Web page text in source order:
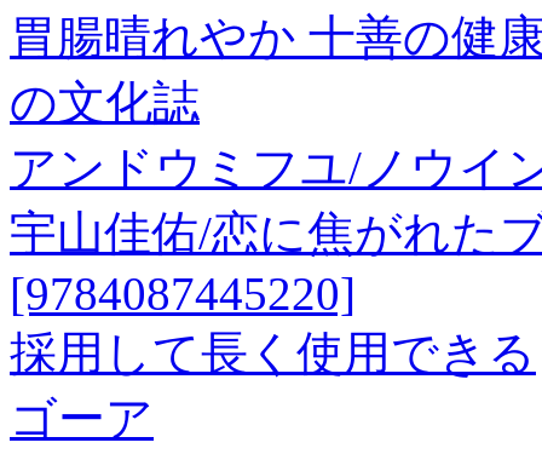
胃腸晴れやか 十善の健
の文化誌
アンドウミフユ/ノウイ
宇山佳佑/恋に焦がれた
[9784087445220]
採用して長く使用できる
ゴーア